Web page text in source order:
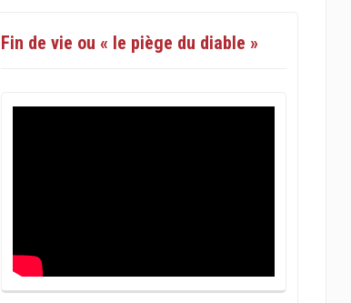
Fin de vie ou « le piège du diable »